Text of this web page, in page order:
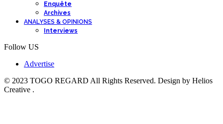
Enquête
Archives
ANALYSES & OPINIONS
Interviews
Follow US
Advertise
© 2023 TOGO REGARD All Rights Reserved. Design by Helios
Creative .